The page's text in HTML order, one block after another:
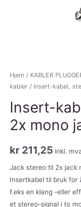
Hjem / KABLER
kabler / Insert-kabel,
Insert-
2x mono
kr 211,25 inkl.
Jack stereo til 2x jack
Insertkabel til bruk for
f.eks en klang -eller
et stereo-signal i to